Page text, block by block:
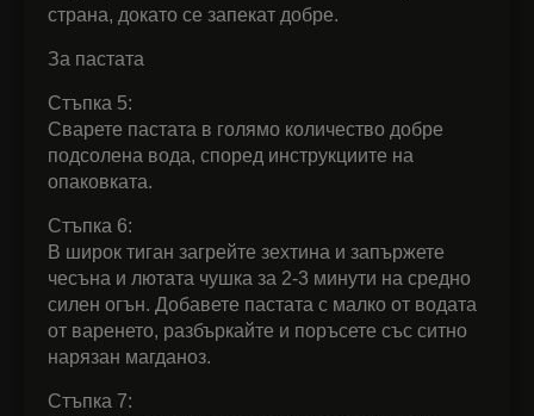
страна, докато се запекат добре.
За пастата
Стъпка 5:
Сварете пастата в голямо количество добре
подсолена вода, според инструкциите на
опаковката.
Стъпка 6:
В широк тиган загрейте зехтина и запържете
чесъна и лютата чушка за 2-3 минути на средно
силен огън. Добавете пастата с малко от водата
от варенето, разбъркайте и поръсете със ситно
нарязан магданоз.
Стъпка 7: